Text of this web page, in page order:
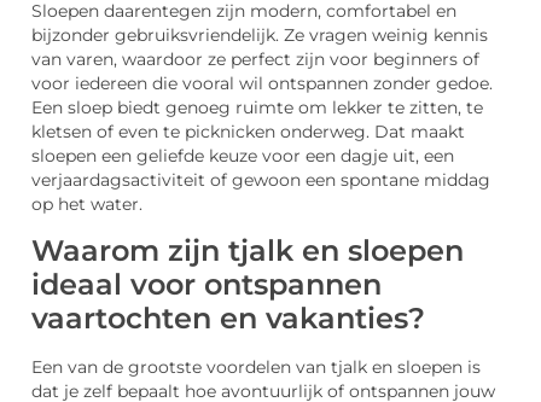
Sloepen daarentegen zijn modern, comfortabel en
bijzonder gebruiksvriendelijk. Ze vragen weinig kennis
van varen, waardoor ze perfect zijn voor beginners of
voor iedereen die vooral wil ontspannen zonder gedoe.
Een sloep biedt genoeg ruimte om lekker te zitten, te
kletsen of even te picknicken onderweg. Dat maakt
sloepen een geliefde keuze voor een dagje uit, een
verjaardagsactiviteit of gewoon een spontane middag
op het water.
Waarom zijn tjalk en sloepen
ideaal voor ontspannen
vaartochten en vakanties?
Een van de grootste voordelen van tjalk en sloepen is
dat je zelf bepaalt hoe avontuurlijk of ontspannen jouw